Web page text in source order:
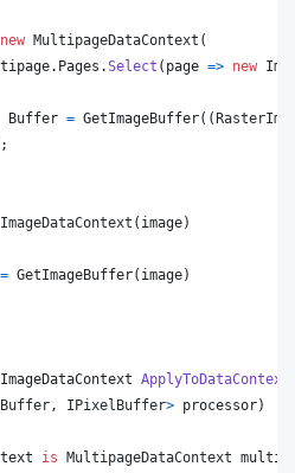
new MultipageDataContext (
. Pages .Select ( page => new
Buffer = GetImageBuffer( (
;
ImageDataContext ( image)
= GetImageBuffer( image)
ApplyToDataContext
, IPixelBuffer> processor)
is MultipageDataContext